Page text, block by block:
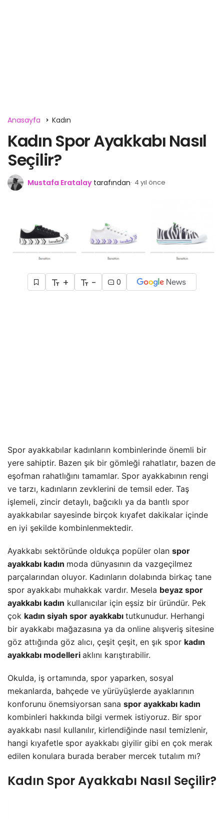
Anasayfa Kadın
Kadın Spor Ayakkabı Nasıl
Seçilir?
Mustafa Eratalay tarafından 4 yıl önce
+ - 0
Spor ayakkabılar kadınların kombinlerinde önemli bir
yere sahiptir. Bazen şık bir gömleği rahatlatır, bazen de
eşofman rahatlığını tamamlar. Spor ayakkabının rengi
ve tarzı, kadınların zevklerini de temsil eder. Taş
işlemeli, zincir detaylı, bağcıklı ya da bantlı spor
ayakkabılar sayesinde birçok kıyafet dakikalar içinde
en iyi şekilde kombinlenmektedir.
Ayakkabı sektöründe oldukça popüler olan spor
ayakkabı kadın moda dünyasının da vazgeçilmez
parçalarından oluyor. Kadınların dolabında birkaç tane
spor ayakkabı muhakkak vardır. Mesela beyaz spor
ayakkabı kadın kullanıcılar için eşsiz bir üründür. Pek
çok kadın siyah spor ayakkabı tutkunudur. Herhangi
bir ayakkabı mağazasına ya da online alışveriş sitesine
göz attığında göz alıcı, çeşit çeşit, en şık spor kadın
ayakkabı modelleri aklını karıştırabilir.
Okulda, iş ortamında, spor yaparken, sosyal
mekanlarda, bahçede ve yürüyüşlerde ayaklarının
konforunu önemsiyorsan sana spor ayakkabı kadın
kombinleri hakkında bilgi vermek istiyoruz. Bir spor
ayakkabı nasıl kullanılır, kirlendiğinde nasıl temizlenir,
hangi kıyafetle spor ayakkabı giyilir gibi en çok merak
edilen konulara burada beraber mercek tutalım mı?
Kadın Spor Ayakkabı Nasıl Seçilir?